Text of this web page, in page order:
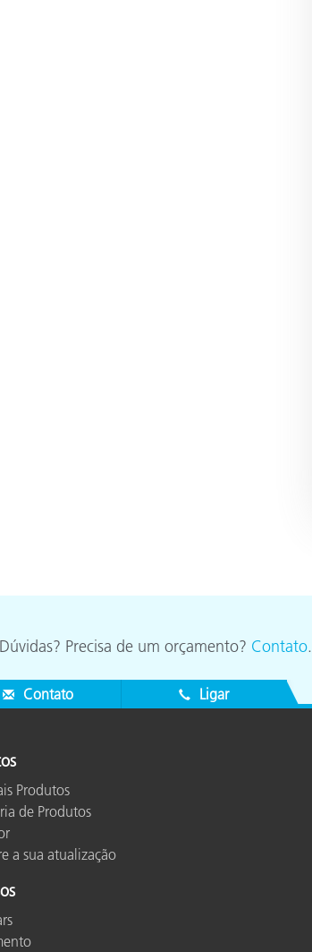
Dúvidas? Precisa de um orçamento? Contato.
Contato Ligar
Produtos
de Produtos
a sua atualização